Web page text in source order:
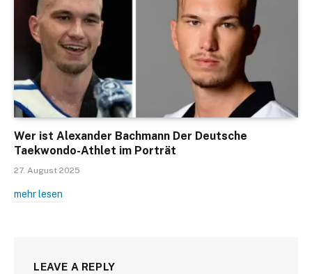
Wer ist Alexander Bachmann Der Deutsche
Taekwondo-Athlet im Porträt
27. August 2025
mehr lesen
LEAVE A REPLY